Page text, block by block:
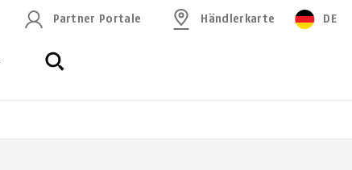
Partner Portale Händlerkarte DE